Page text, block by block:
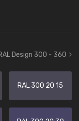
Design 300 - 360
RAL 300 20 15